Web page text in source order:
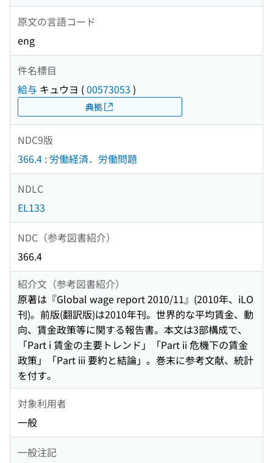
原文の言語コード
eng
件名標目
給与 キュウヨ (00573053 )
典拠
NDC9版
366.4 : 労働経済．労働問題
NDLC
EL133
NDC（参考図書紹介）
366.4
紹介文（参考図書紹介）
原著は『Global wage report 2010/11』(2010年、iLO
刊)。前版(翻訳版)は2010年刊。世界的な平均賃金、動
向、賃金政策等に関する報告書。本文は3部構成で、
「Part i 賃金の主要トレンド」「Part ii 危機下の賃金
政策」「Part iii 要約と結論」。巻末に参考文献、統計
を付す。
対象利用者
一般
一般注記